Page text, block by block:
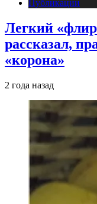
Публикации
Легкий
рассказал,
«корона»
2 года назад